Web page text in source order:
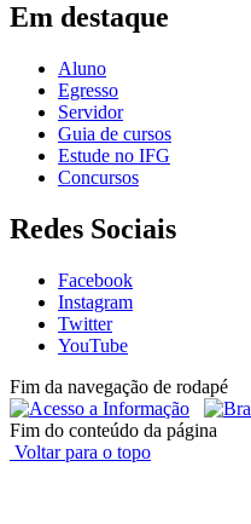
Em destaque
Aluno
Egresso
Servidor
Guia de cursos
Estude no IFG
Concursos
Redes Sociais
Facebook
Instagram
Twitter
YouTube
Fim da navegação de rodapé
Fim do conteúdo da página
Voltar para o topo